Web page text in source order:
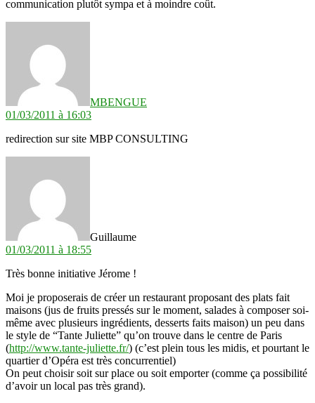
communication plutôt sympa et à moindre coût.
MBENGUE
01/03/2011 à 16:03
redirection sur site MBP CONSULTING
Guillaume
01/03/2011 à 18:55
Très bonne initiative Jérome !
Moi je proposerais de créer un restaurant proposant des plats fait
maisons (jus de fruits pressés sur le moment, salades à composer soi-
même avec plusieurs ingrédients, desserts faits maison) un peu dans
le style de “Tante Juliette” qu’on trouve dans le centre de Paris
(http://www.tante-juliette.fr/) (c’est plein tous les midis, et pourtant le
quartier d’Opéra est très concurrentiel)
On peut choisir soit sur place ou soit emporter (comme ça possibilité
d’avoir un local pas très grand).